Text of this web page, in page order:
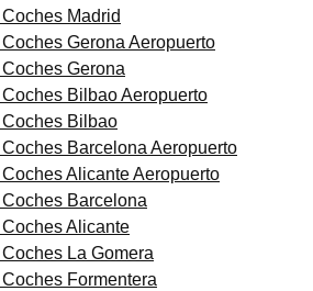
Madrid
Gerona Aeropuerto
Gerona
Bilbao Aeropuerto
Bilbao
Barcelona Aeropuerto
Alicante Aeropuerto
Barcelona
Alicante
La Gomera
Formentera